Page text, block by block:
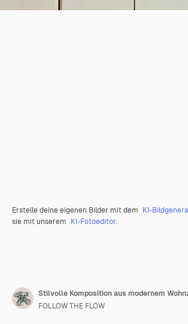
Erstelle deine eigenen Bilder mit dem KI-
sie mit unserem KI-Fotoeditor.
FOLLOW THE FLOW